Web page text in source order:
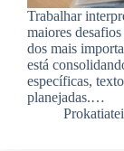
Trabalhar
maiores
dos mais
está
específicas,
planejadas.…